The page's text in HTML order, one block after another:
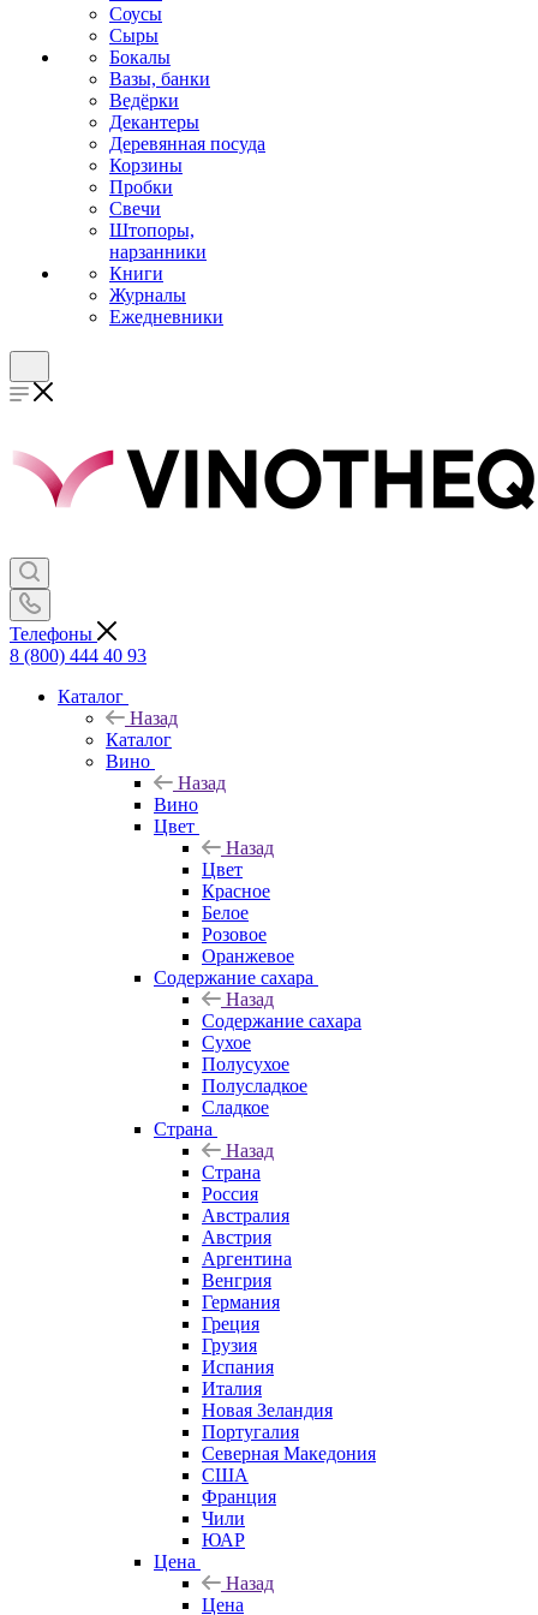
Соусы
Сыры
Бокалы
Вазы, банки
Ведёрки
Декантеры
Деревянная посуда
Корзины
Пробки
Свечи
Штопоры,
нарзанники
Книги
Журналы
Ежедневники
Телефоны
8 (800) 444 40 93
Каталог
Назад
Каталог
Вино
Назад
Вино
Цвет
Назад
Цвет
Красное
Белое
Розовое
Оранжевое
Содержание сахара
Назад
Содержание сахара
Сухое
Полусухое
Полусладкое
Сладкое
Страна
Назад
Страна
Россия
Австралия
Австрия
Аргентина
Венгрия
Германия
Греция
Грузия
Испания
Италия
Новая Зеландия
Португалия
Северная Македония
США
Франция
Чили
ЮАР
Цена
Назад
Цена